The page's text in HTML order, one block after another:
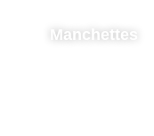
Manchettes